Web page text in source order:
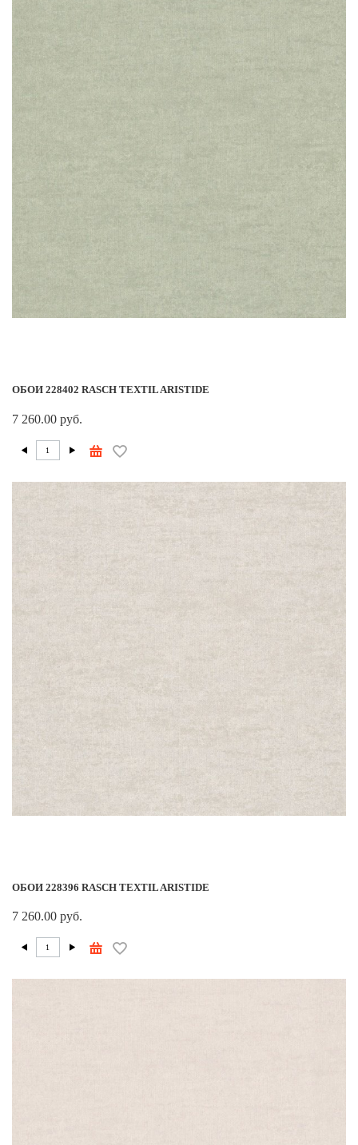
ОБОИ 228402 RASCH TEXTIL ARISTIDE
7 260.00 руб.
ОБОИ 228396 RASCH TEXTIL ARISTIDE
7 260.00 руб.